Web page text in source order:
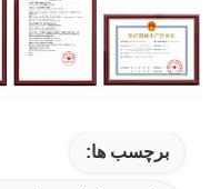
برچسب ها: